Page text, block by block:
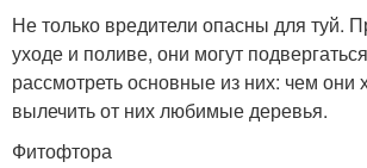
Не только вредители опасны для туй.
уходе и поливе, они могут
рассмотреть основные из них: чем они
вылечить от них любимые деревья.
Фитофтора